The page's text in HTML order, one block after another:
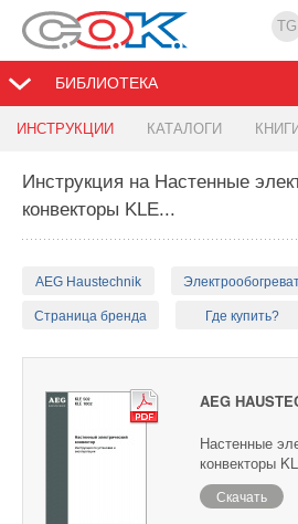
TG
БИБЛИОТЕКА
ИНСТРУКЦИИ КАТАЛОГИ КНИГИ
Инструкция на Настенные
конвекторы KLE...
AEG Haustechnik
Страница бренда Где купить?
AEG
Настенные
конвекторы
Скачать